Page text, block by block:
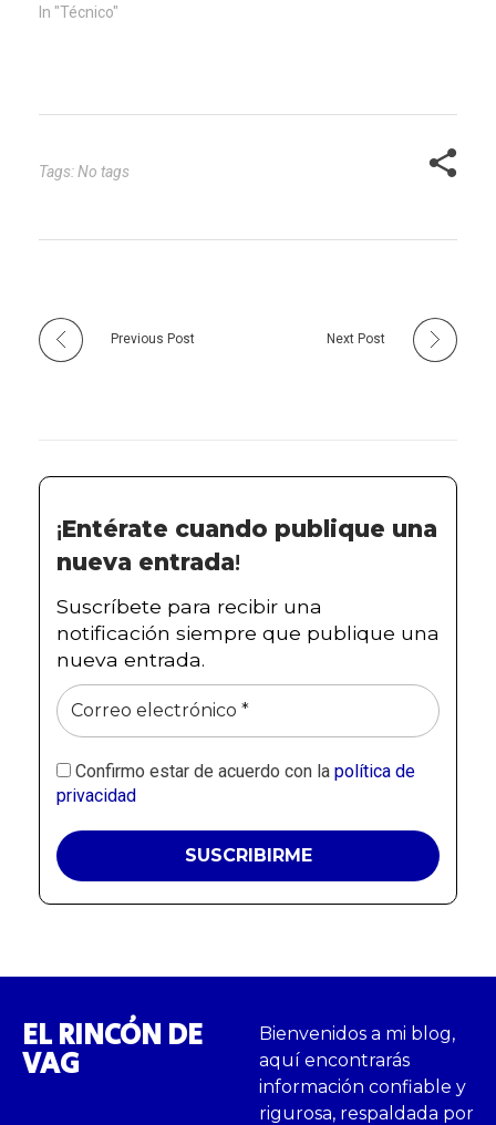
sistemas
nuestro cuerpo, sino que
In "Técnico"
Tags: No tags
Previous Post Next Post
¡Entérate cuando publique una
nueva entrada!
Suscríbete para recibir una
notificación siempre que publique una
nueva entrada.
Confirmo estar de acuerdo con la política de
privacidad
EL RINCÓN DE
VAG
Bienvenidos a mi blog,
aquí encontrarás
información confiable y
rigurosa, respaldada por